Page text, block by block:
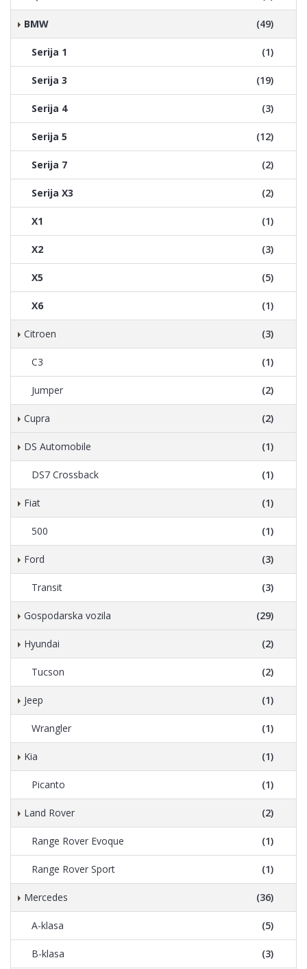
BMW (49)
Serija 1 (1)
Serija 3 (19)
Serija 4 (3)
Serija 5 (12)
Serija 7 (2)
Serija X3 (2)
X1 (1)
X2 (3)
X5 (5)
X6 (1)
Citroen (3)
C3 (1)
Jumper (2)
Cupra (2)
DS Automobile (1)
DS7 Crossback (1)
Fiat (1)
500 (1)
Ford (3)
Transit (3)
Gospodarska vozila (29)
Hyundai (2)
Tucson (2)
Jeep (1)
Wrangler (1)
Kia (1)
Picanto (1)
Land Rover (2)
Range Rover Evoque (1)
Range Rover Sport (1)
Mercedes (36)
A-klasa (5)
B-klasa (3)